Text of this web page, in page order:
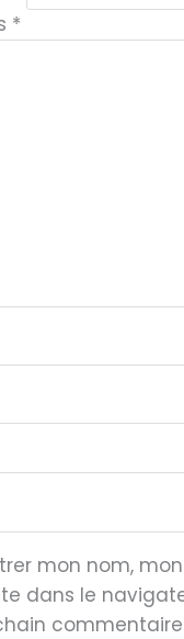
*
mon nom,
dans le